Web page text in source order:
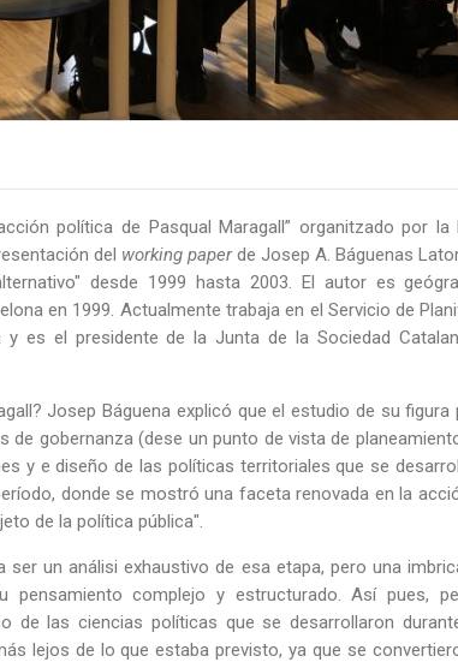
política de Pasqual Maragall” organitzado por la
del working paperde Josep A. Báguenas
desde 1999 hasta 2003. El autor es
en 1999. Actualmente trabaja en el Servicio de
y es el presidente de la Junta de la Sociedad
Josep Báguena explicó que el estudio de su
de gobernanza (dese un punto de vista de
y e diseño de las políticas territoriales que se
donde se mostró una faceta renovada en la
de la política pública".
ser un análisi exhaustivo de esa etapa, pero una
pensamiento complejo y estructurado. Así pues,
de las ciencias políticas que se desarrollaron
lejos de lo que estaba previsto, ya que se